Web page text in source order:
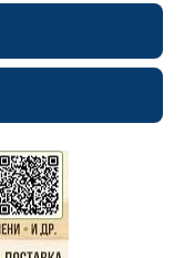
erid: 2SDnjcrDNw6
erid: 2SDnjdPjgYS